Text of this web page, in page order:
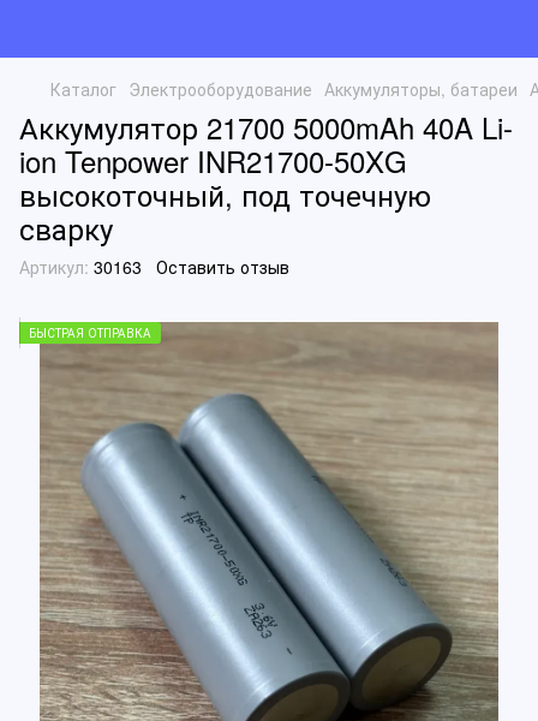
Каталог Электрооборудование Аккумуляторы, батареи
Аккумулятор 21700 5000mAh 40A Li-
ion Tenpower INR21700-50XG
высокоточный, под точечную
сварку
Артикул: 30163 Оставить отзыв
БЫСТРАЯ ОТПРАВКА